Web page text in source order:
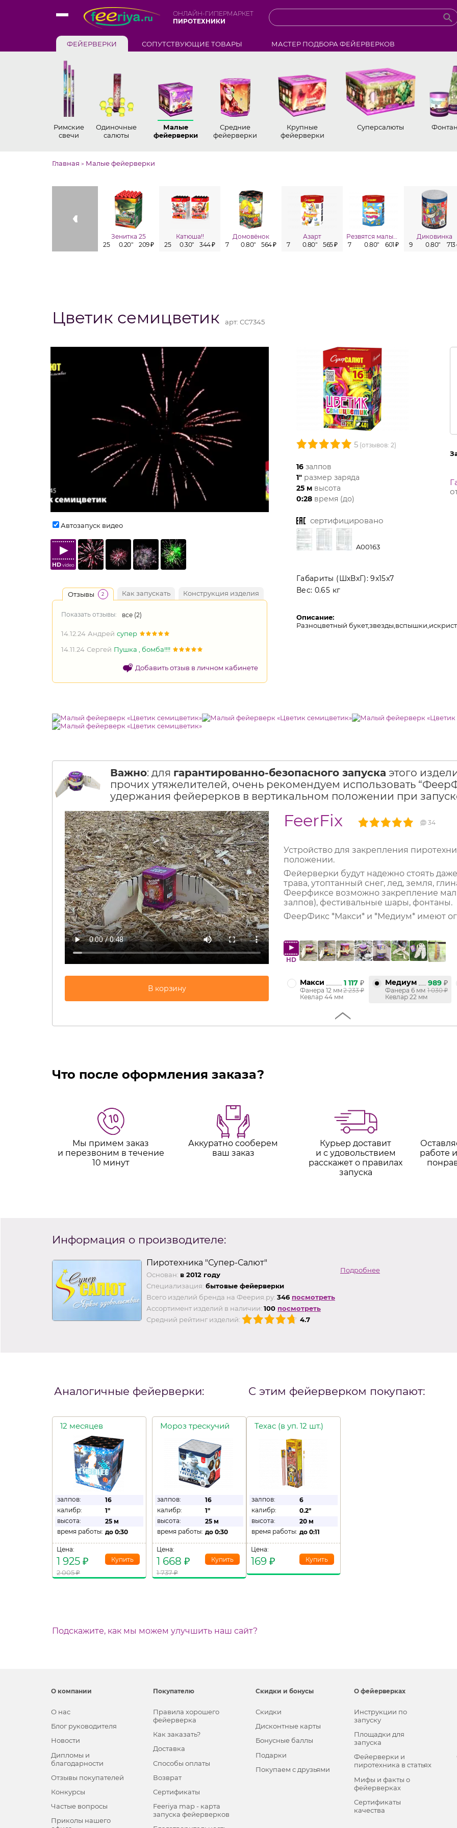
ОНЛАЙН-ГИПЕРМАРКЕТ
ПИРОТЕХНИКИ
ФЕЙЕРВЕРКИ СОПУТСТВУЮЩИЕ ТОВАРЫ МАСТЕР ПОДБОРА ФЕЙЕРВЕРКОВ
Римские
свечи
Одиночные
салюты
Малые
фейерверки
Средние
фейерверки
Крупные
фейерверки
Суперсалюты
Главная > Малые фейерверки
Зенитка 25
25
0.20" 209 ₽
Катюша!!
25
0.30" 344 ₽
Домовёнок
7
0.80" 564 ₽
Азарт
7
0.80" 565 ₽
Резвятся малыши
7
0.80" 601 ₽
Диковинка
9
0.80" 713
Цветик семицветик арт: СС7345
Автозапуск видео
HDvideo
Отзывы 2 Как запускать Конструкция изделия
Показать отзывы: все (2)
14.12.24 Андрей супер
14.11.24 Сергей Пушка , бомба!!!!
Добавить отзыв в личном кабинете
5 (отзывов: 2)
16 залпов
1" размер заряда
25 м высота
0:28 время (до)
сертифицировано
A00163
Габариты (ШхВхГ):9x15x7
Вес: 0.65 кг
Описание:
Разноцветный
Важно: для гарантированно-безопасного запуска этого
прочих утяжелителей, очень рекомендуем использовать
удержания фейерерков в вертикальном положении при
FeerFix 34
Устройство для закрепления
положении.
Фейерверки будут надежно стоять
трава, утоптанный снег, лед, земля,
Феерфиксе возможно закрепление
залпов), фестивальные шары, фонтаны.
ФеерФикс *Макси* и *Медиум* имеют
HD
Макси
Фанера 12 мм
Кевлар 44 мм
1 117 ₽
2 233₽
Медиум
Фанера 6 мм
Кевлар 22 мм
989 ₽
1 030₽
Что после оформления заказа?
Мы примем заказ
и перезвоним в течение
10 минут
Аккуратно сооберем
ваш заказ
Курьер доставит
и с удовольствием
расскажет о правилах
запуска
работе
Информация о производителе:
Пиротехника "Супер-Салют"
Основан: в 2012 году
Специализация: бытовые фейерверки
Всего изделий бренда на Феерия.ру: 346 посмотреть
Ассортимент изделий в наличии: 100 посмотреть
Средний рейтинг изделий:
4.7
Подробнее
Аналогичные фейерверки:
12 месяцев
залпов:
16
калибр:
1"
высота:
25 м
время работы: до 0:30
Цена:
1 925 ₽
2 005₽
Мороз трескучий
залпов:
16
калибр:
1"
высота:
25 м
время работы: до 0:30
Цена:
1 668 ₽
1 737₽
С этим фейерверком покупают:
Техас (в уп. 12 шт.)
залпов:
6
калибр:
0.2"
высота:
20 м
время работы: до 0:11
Цена:
169 ₽
Подскажите, как мы можем улучшить наш сайт?
О компании
О нас
Блог руководителя
Новости
Дипломы и
благодарности
Отзывы покупателей
Конкурсы
Частые вопросы
Приколы нашего
Покупателю
Правила хорошего
фейерверка
Как заказать?
Доставка
Способы оплаты
Возврат
Сертификаты
Feeriya map - карта
запуска фейерверков
Скидки и бонусы
Скидки
Дисконтные карты
Бонусные баллы
Подарки
Покупаем с друзьями
О фейерверках
Инструкции по
запуску
Площадки для
запуска
Фейерверки и
пиротехника в статьях
Мифы и факты о
фейерверках
Сертификаты
качества